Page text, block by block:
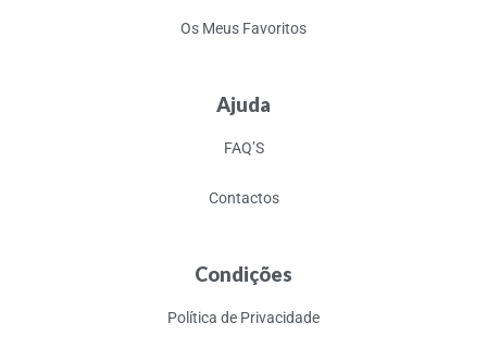
Os Meus Favoritos
Ajuda
FAQ’S
Contactos
Condições
Política de Privacidade